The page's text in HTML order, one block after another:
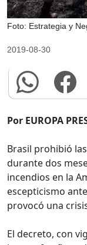
Foto: Estrategia y
2019-08-30
Por EUROPA
Brasil prohibió
durante dos
incendios en la
escepticismo
provocó una
El decreto, con